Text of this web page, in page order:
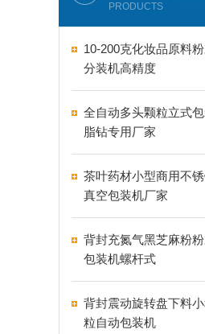
PRODUCTS
10-200克化妆品原料
分装机高精度
全自动多头颗粒立式
脂钻专用厂家
茶叶药材小型商用不
真空包装机厂家
背封充氮气黑芝麻粉
包装机螺杆式
背封震动旋转盘下料
粒自动包装机